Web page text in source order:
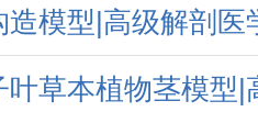
造模型|高级解剖医
叶草本植物茎模型|